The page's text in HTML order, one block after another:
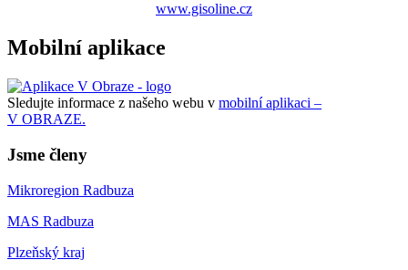
www.gisoline.cz
Mobilní aplikace
Sledujte informace z našeho webu v mobilní aplikaci –
V OBRAZE.
Jsme členy
Mikroregion Radbuza
MAS Radbuza
Plzeňský kraj